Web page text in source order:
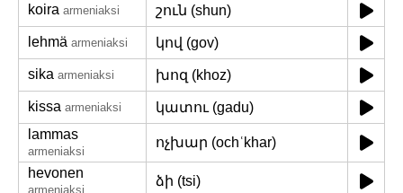
koira armeniaksi շուն (shun)
lehmä armeniaksi կով (gov)
sika armeniaksi խոզ (khoz)
kissa armeniaksi
կատու (gadu)
lammas
armeniaksi
ոչխար (ochʿkhar)
hevonen
armeniaksi
ձի (tsi)